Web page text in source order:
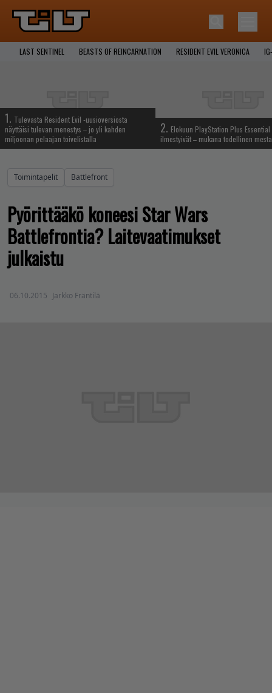
LAST SENTINEL BEASTS OF REINCARNATION RESIDENT EVIL VERONICA
1. Tulevasta Resident Evil -uusioversiosta
näyttäisi tulevan menestys – jo yli kahden
miljoonan pelaajan toivelistalla
2. Elokuun PlayStation Plus
ilmestyivät – mukana todellinen
Toimintapelit Battlefront
Pyörittääkö koneesi Star Wars
Battlefrontia? Laitevaatimukset
julkaistu
06.10.2015 Jarkko Fräntilä